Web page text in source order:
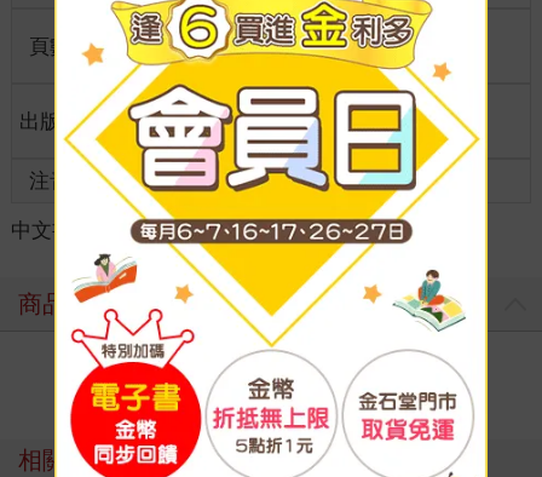
頁數 208
商品規
格
21*14.8*3.00
出版地 台灣
適讀年
齡
成人適讀
注音 級別
中文書 輕小說 ＞ 華文作品 ＞ 仙俠/武俠
商品評價
寫評價
相關主題